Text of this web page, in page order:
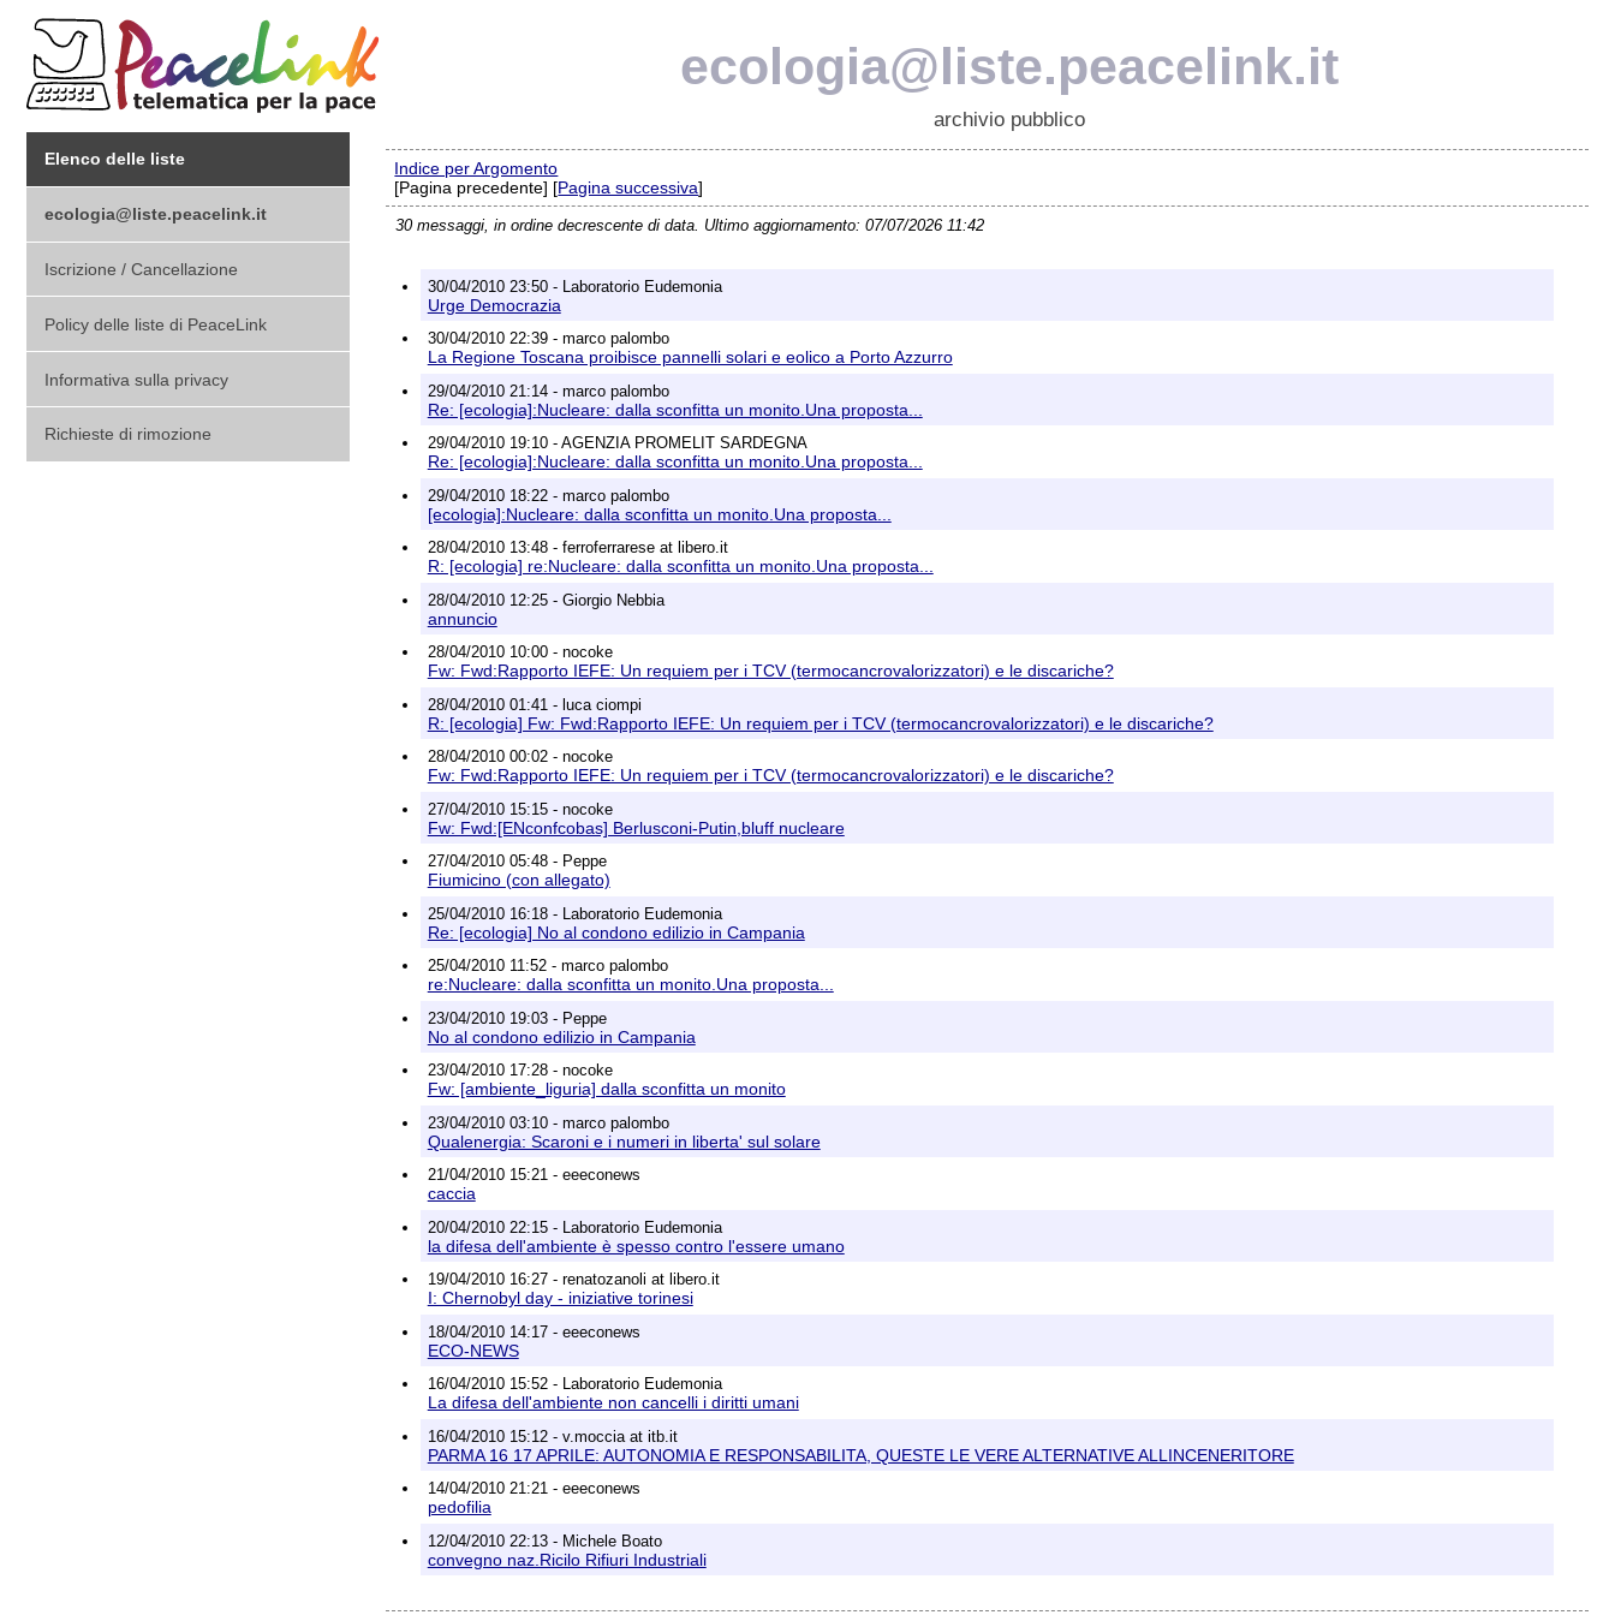
ecologia@liste.peacelink.it
archivio pubblico
Elenco delle liste
ecologia@liste.peacelink.it
Iscrizione / Cancellazione
Policy delle liste di PeaceLink
Informativa sulla privacy
Richieste di rimozione
Indice per Argomento
[Pagina precedente] [Pagina successiva]
30 messaggi, in ordine decrescente di data. Ultimo aggiornamento: 07/07/2026 11:42
30/04/2010 23:50 - Laboratorio Eudemonia
Urge Democrazia
30/04/2010 22:39 - marco palombo
La Regione Toscana proibisce pannelli solari e eolico a Porto Azzurro
29/04/2010 21:14 - marco palombo
Re: [ecologia]:Nucleare: dalla sconfitta un monito.Una proposta...
29/04/2010 19:10 - AGENZIA PROMELIT SARDEGNA
Re: [ecologia]:Nucleare: dalla sconfitta un monito.Una proposta...
29/04/2010 18:22 - marco palombo
[ecologia]:Nucleare: dalla sconfitta un monito.Una proposta...
28/04/2010 13:48 - ferroferrarese at libero.it
R: [ecologia] re:Nucleare: dalla sconfitta un monito.Una proposta...
28/04/2010 12:25 - Giorgio Nebbia
annuncio
28/04/2010 10:00 - nocoke
Fw: Fwd:Rapporto IEFE: Un requiem per i TCV (termocancrovalorizzatori) e le discariche?
28/04/2010 01:41 - luca ciompi
R: [ecologia] Fw: Fwd:Rapporto IEFE: Un requiem per i TCV (termocancrovalorizzatori) e le discariche?
28/04/2010 00:02 - nocoke
Fw: Fwd:Rapporto IEFE: Un requiem per i TCV (termocancrovalorizzatori) e le discariche?
27/04/2010 15:15 - nocoke
Fw: Fwd:[ENconfcobas] Berlusconi-Putin,bluff nucleare
27/04/2010 05:48 - Peppe
Fiumicino (con allegato)
25/04/2010 16:18 - Laboratorio Eudemonia
Re: [ecologia] No al condono edilizio in Campania
25/04/2010 11:52 - marco palombo
re:Nucleare: dalla sconfitta un monito.Una proposta...
23/04/2010 19:03 - Peppe
No al condono edilizio in Campania
23/04/2010 17:28 - nocoke
Fw: [ambiente_liguria] dalla sconfitta un monito
23/04/2010 03:10 - marco palombo
Qualenergia: Scaroni e i numeri in liberta' sul solare
21/04/2010 15:21 - eeeconews
caccia
20/04/2010 22:15 - Laboratorio Eudemonia
la difesa dell'ambiente è spesso contro l'essere umano
19/04/2010 16:27 - renatozanoli at libero.it
I: Chernobyl day - iniziative torinesi
18/04/2010 14:17 - eeeconews
ECO-NEWS
16/04/2010 15:52 - Laboratorio Eudemonia
La difesa dell'ambiente non cancelli i diritti umani
16/04/2010 15:12 - v.moccia at itb.it
PARMA 16 17 APRILE: AUTONOMIA E RESPONSABILITA, QUESTE LE VERE ALTERNATIVE ALLINCENERITORE
14/04/2010 21:21 - eeeconews
pedofilia
12/04/2010 22:13 - Michele Boato
convegno naz.Ricilo Rifiuri Industriali